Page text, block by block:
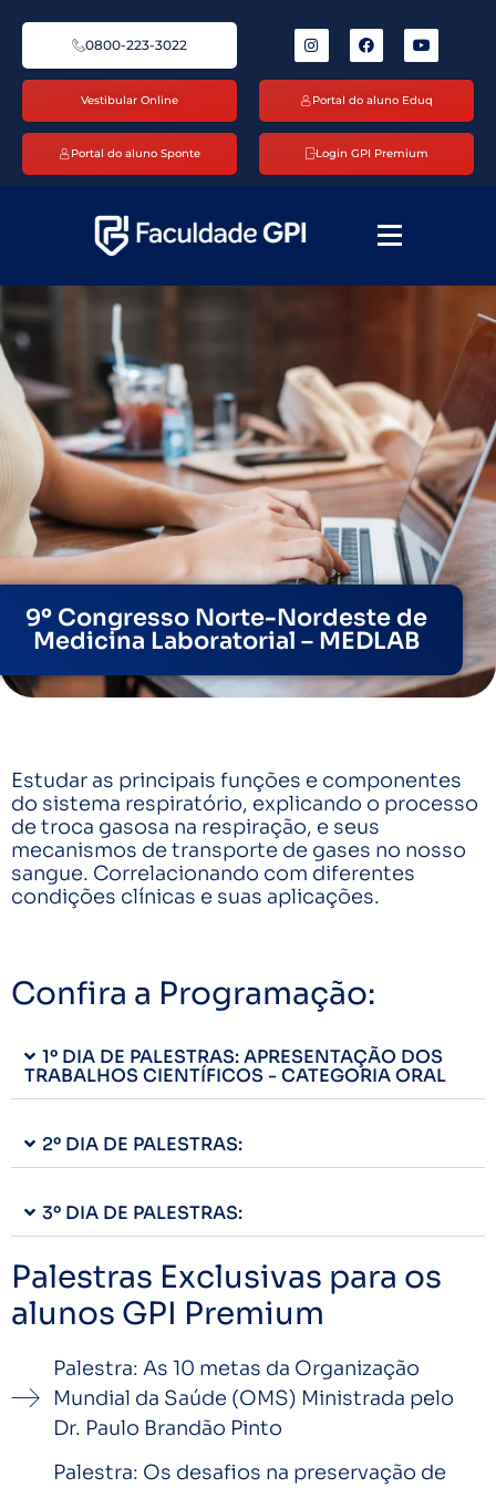
0800-223-3022
Vestibular Online Portal do aluno Eduq
Portal do aluno Sponte Login GPI Premium
9º Congresso Norte-Nordeste de
Medicina Laboratorial – MEDLAB
Estudar as principais funções e componentes
do sistema respiratório, explicando o processo
de troca gasosa na respiração, e seus
mecanismos de transporte de gases no nosso
sangue. Correlacionando com diferentes
condições clínicas e suas aplicações.
Confira a Programação:
1º DIA DE PALESTRAS: APRESENTAÇÃO DOS
TRABALHOS CIENTÍFICOS - CATEGORIA ORAL
2º DIA DE PALESTRAS:
3º DIA DE PALESTRAS:
Palestras Exclusivas para os
alunos GPI Premium
Palestra: As 10 metas da Organização
Mundial da Saúde (OMS) Ministrada pelo
Dr. Paulo Brandão Pinto
Palestra: Os desafios na preservação de